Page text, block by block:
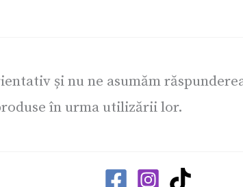
și nu ne asumăm
în urma utilizării lor.